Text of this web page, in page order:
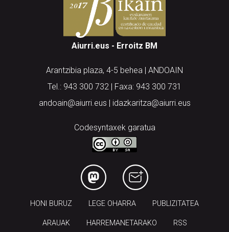
Aiurri.eus - Erroitz BM
Arantzibia plaza, 4-5 behea | ANDOAIN
Tel.: 943 300 732 | Faxa: 943 300 731
andoain@aiurri.eus | idazkaritza@aiurri.eus
Codesyntaxek garatua
HONI BURUZ LEGE OHARRA PUBLIZITATEA
ARAUAK HARREMANETARAKO RSS